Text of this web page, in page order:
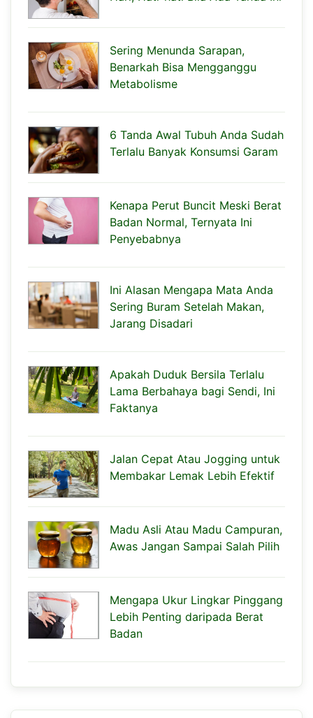
Sering Menunda Sarapan,
Benarkah Bisa Mengganggu
Metabolisme
6 Tanda Awal Tubuh Anda Sudah
Terlalu Banyak Konsumsi Garam
Kenapa Perut Buncit Meski Berat
Badan Normal, Ternyata Ini
Penyebabnya
Ini Alasan Mengapa Mata Anda
Sering Buram Setelah Makan,
Jarang Disadari
Apakah Duduk Bersila Terlalu
Lama Berbahaya bagi Sendi, Ini
Faktanya
Jalan Cepat Atau Jogging untuk
Membakar Lemak Lebih Efektif
Madu Asli Atau Madu Campuran,
Awas Jangan Sampai Salah Pilih
Mengapa Ukur Lingkar Pinggang
Lebih Penting daripada Berat
Badan